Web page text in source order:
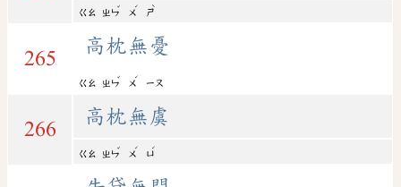
ㄍㄠ ㄓㄣ
ˇ
ㄨ
ˊ
ㄕ
ˋ
265
高枕無憂
ㄍㄠ ㄓㄣ
ˇ
ㄨ
ˊ
ㄧㄡ
266
高枕無虞
ㄍㄠ ㄓㄣ
ˇ
ㄨ
ˊ
ㄩ
ˊ